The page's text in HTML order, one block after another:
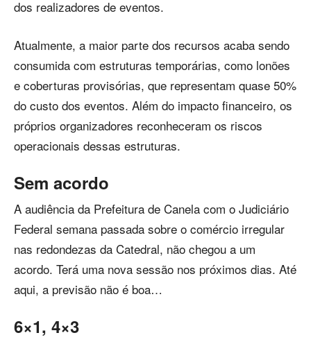
dos realizadores de eventos.
Atualmente, a maior parte dos recursos acaba sendo
consumida com estruturas temporárias, como lonões
e coberturas provisórias, que representam quase 50%
do custo dos eventos. Além do impacto financeiro, os
próprios organizadores reconheceram os riscos
operacionais dessas estruturas.
Sem acordo
A audiência da Prefeitura de Canela com o Judiciário
Federal semana passada sobre o comércio irregular
nas redondezas da Catedral, não chegou a um
acordo. Terá uma nova sessão nos próximos dias. Até
aqui, a previsão não é boa…
6×1, 4×3